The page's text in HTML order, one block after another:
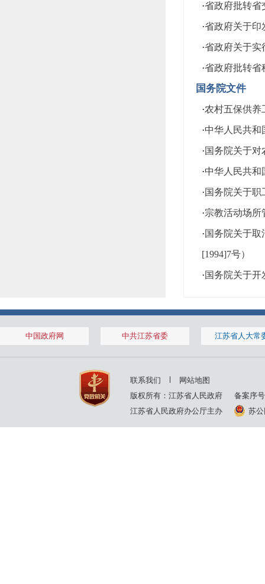
·省政府批转省
·省政府关于印
·省政府关于实
·省政府批转省
国务院文件
·农村五保供养
·中华人民共和
·国务院关于
·中华人民共和
·国务院关于职
·宗教活动场所
·国务院关于
[1994]7号）
·国务院关于开
中国政府网 中共江苏省委 江苏省人大常
联系我们
网站地图
版权所有：江苏省人民政府
备案序
江苏省人民政府办公厅主办
苏